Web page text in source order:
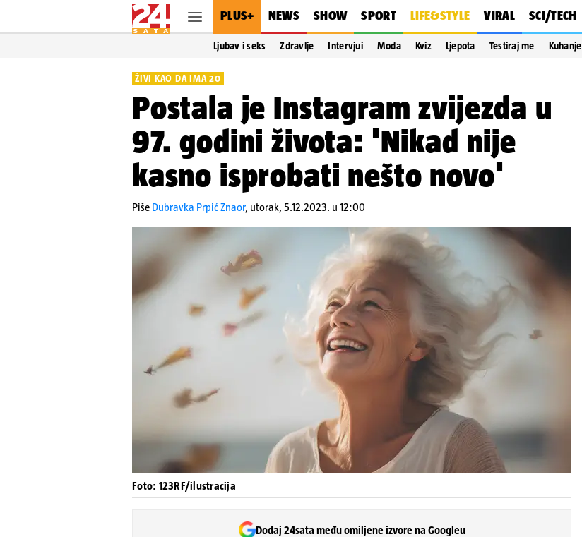
PLUS+ NEWS SHOW SPORT LIFE&STYLE VIRAL SCI/TECH
Ljubav i seks Zdravlje Intervjui Moda Kviz Ljepota Testiraj me Kuhanje
ŽIVI KAO DA IMA 20
Postala je Instagram zvijezda u
97. godini života: 'Nikad nije
kasno isprobati nešto novo'
Piše Dubravka Prpić Znaor, utorak, 5.12.2023. u 12:00
Foto: 123RF/ilustracija
Dodaj 24sata među omiljene izvore na Googleu